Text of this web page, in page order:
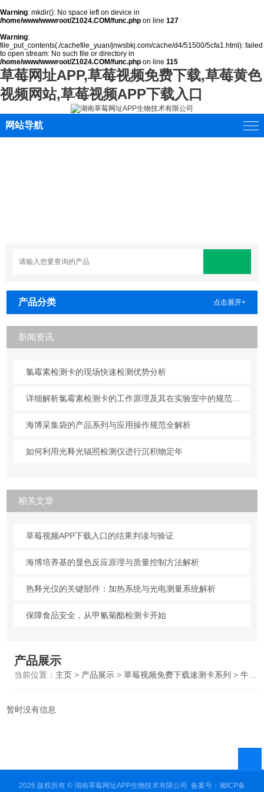
Warning: mkdir(): No space left on device in
/home/www/wwwroot/Z1024.COM/func.php on line 127
Warning:
file_put_contents(./cachefile_yuan/jnwsbkj.com/cache/d4/51500/5cfa1.html): failed
to open stream: No such file or directory in
/home/www/wwwroot/Z1024.COM/func.php on line 115
草莓网址APP,草莓视频免费下载,草莓黄色
视频网站,草莓视频APP下载入口
网站导航
产品分类 点击展开+
新闻资讯
氯霉素检测卡的现场快速检测优势分析
详细解析氯霉素检测卡的工作原理及其在实验室中的规范操作与维护方法
海博采集袋的产品系列与应用操作规范全解析
如何利用光释光辐照检测仪进行沉积物定年
相关文章
草莓视频APP下载入口的结果判读与验证
海博培养基的显色反应原理与质量控制方法解析
热释光仪的关键部件：加热系统与光电测量系统解析
保障食品安全，从甲氰菊酯检测卡开始
产品展示
当前位置： 主页> 产品展示> 草莓视频免费下载速测卡系列 > 牛羊结核病抗体检测卡
暂时没有信息
2026 版权所有 © 湖南草莓网址APP生物技术有限公司 备案号：湘ICP备